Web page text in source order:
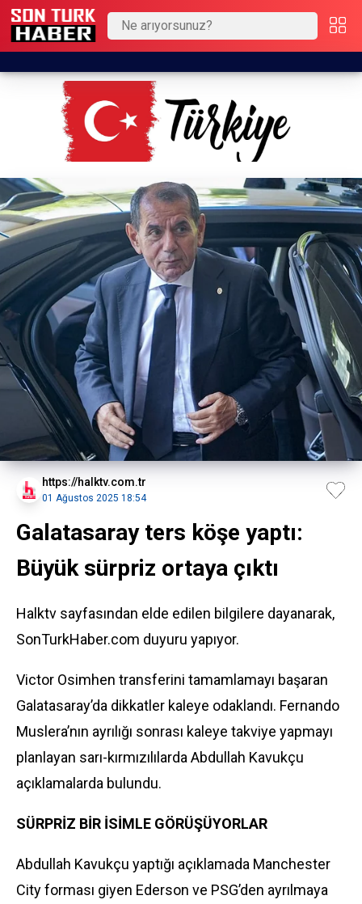
https://halktv.com.tr
01 Ağustos 2025 18:54
Galatasaray ters köşe yaptı:
Büyük sürpriz ortaya çıktı
Halktv sayfasından elde edilen bilgilere dayanarak,
SonTurkHaber.com duyuru yapıyor.
Victor Osimhen transferini tamamlamayı başaran
Galatasaray’da dikkatler kaleye odaklandı. Fernando
Muslera’nın ayrılığı sonrası kaleye takviye yapmayı
planlayan sarı-kırmızılılarda Abdullah Kavukçu
açıklamalarda bulundu.
SÜRPRİZ BİR İSİMLE GÖRÜŞÜYORLAR
Abdullah Kavukçu yaptığı açıklamada Manchester
City forması giyen Ederson ve PSG’den ayrılmaya